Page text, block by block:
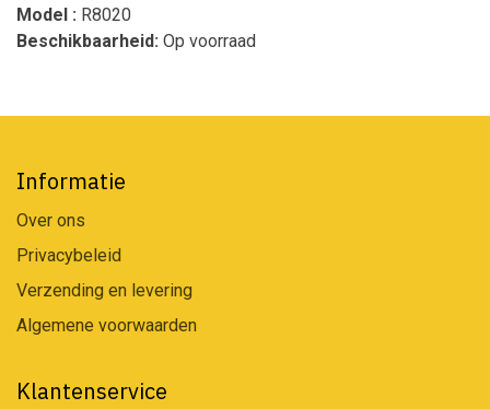
Model : R8020
Beschikbaarheid: Op voorraad
Informatie
Over ons
Privacybeleid
Verzending en levering
Algemene voorwaarden
Klantenservice